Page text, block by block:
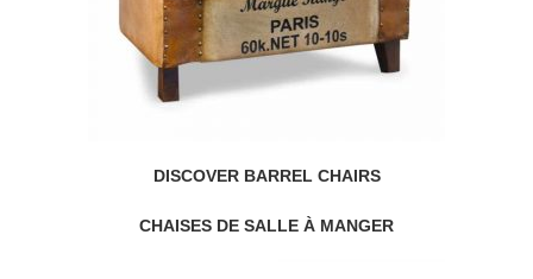
DISCOVER BARREL CHAIRS
CHAISES DE SALLE À MANGER